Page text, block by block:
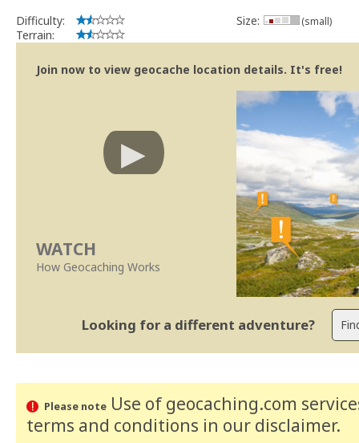
implicações que as guidelines actuais indicam.
Se no local existe algum container, por favor recolha-o a fim
Obrigado
Geocaching.com Volunteer Cache Reviewer
Difficulty:
Terrain:
Size: (small)
Join now to view geocache location details. It's free!
WATCH
How Geocaching Works
Looking for a different adventure?
Please noteUse of geocaching.com
terms and conditions in our disclaimer.